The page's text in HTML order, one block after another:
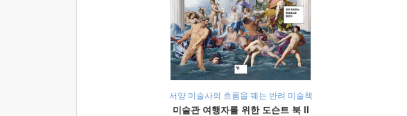
서양 미술사의 흐름을 꿰는 반려 미술책
미술관 여행자를 위한 도슨트 북 II